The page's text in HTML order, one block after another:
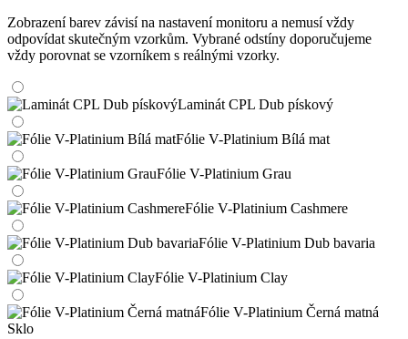
Zobrazení barev závisí na nastavení monitoru a nemusí vždy
odpovídat skutečným vzorkům. Vybrané odstíny doporučujeme
vždy porovnat se vzorníkem s reálnými vzorky.
Laminát CPL Dub pískový
Fólie V-Platinium Bílá mat
Fólie V-Platinium Grau
Fólie V-Platinium Cashmere
Fólie V-Platinium Dub bavaria
Fólie V-Platinium Clay
Fólie V-Platinium Černá matná
Sklo